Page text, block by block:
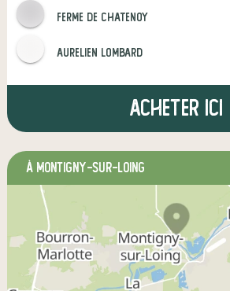
ferme de chatenoy
aurelien lombard
Acheter ici
à Montigny-sur-Loing